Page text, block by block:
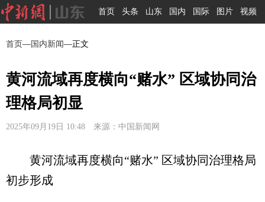
首页 头条 山东 国内 国际 图片 视频
首页— 国内新闻—正文
黄河流域再度横向“赌水” 区域协同治
理格局初显
2025年09月19日 10:48 来源：中国新闻网
黄河流域再度横向“赌水” 区域协同治理格局
初步形成